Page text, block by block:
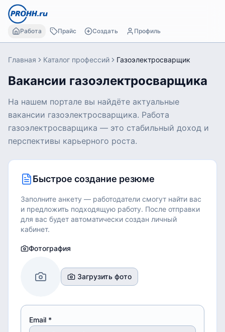
Работа Прайс Создать Профиль
Главная Каталог профессий Газоэлектросварщик
Вакансии газоэлектросварщика
На нашем портале вы найдёте актуальные
вакансии газоэлектросварщика. Работа
газоэлектросварщика — это стабильный доход и
перспективы карьерного роста.
Быстрое создание резюме
Заполните анкету — работодатели смогут найти вас
и предложить подходящую работу. После отправки
для вас будет автоматически создан личный
кабинет.
Фотография
Загрузить фото
Email *